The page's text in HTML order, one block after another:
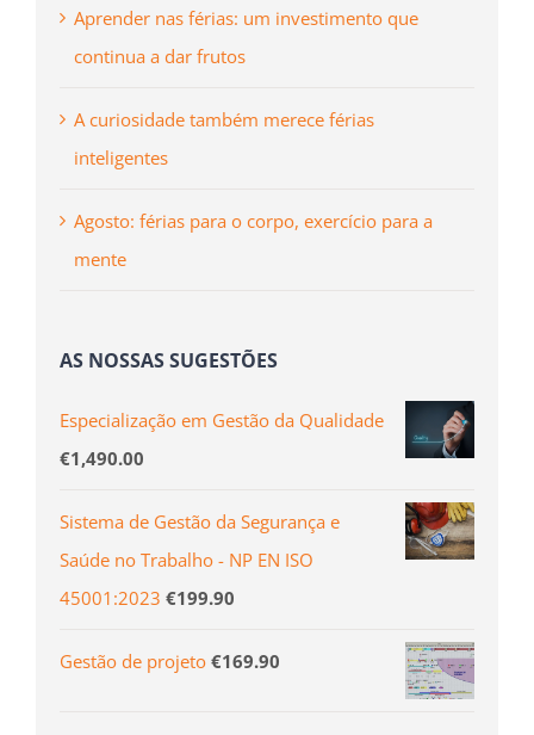
Aprender nas férias: um investimento que
continua a dar frutos
A curiosidade também merece férias
inteligentes
Agosto: férias para o corpo, exercício para a
mente
AS NOSSAS SUGESTÕES
Especialização em Gestão da Qualidade
€1,490.00
Sistema de Gestão da Segurança e
Saúde no Trabalho - NP EN ISO
45001:2023 €199.90
Gestão de projeto €169.90